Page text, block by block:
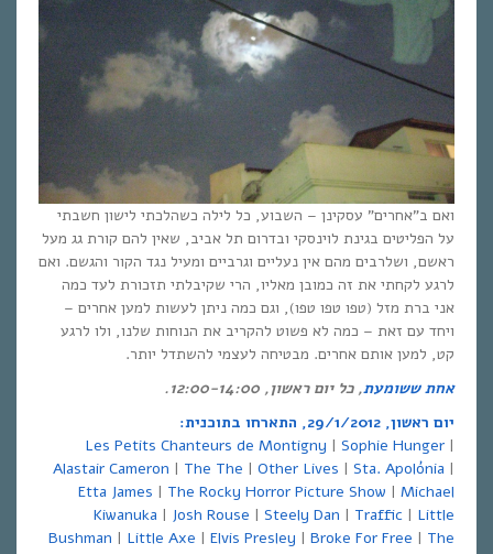
ואם ב”אחרים” עסקינן – השבוע, כל לילה כשהלכתי לישון חשבתי
על הפליטים בגינת לוינסקי ובדרום תל אביב, שאין להם קורת גג מעל
ראשם, ושלרבים מהם אין נעליים וגרביים ומעיל נגד הקור והגשם. ואם
לרגע לקחתי את זה כמובן מאליו, הרי שקיבלתי תזכורת לעד כמה
אני ברת מזל (טפו טפו טפו), וגם כמה ניתן לעשות למען אחרים –
ויחד עם זאת – כמה לא פשוט להקריב את הנוחות שלנו, ולו לרגע
קט, למען אותם אחרים. מבטיחה לעצמי להשתדל יותר.
אחת ששומעת, כל יום ראשון, 12:00-14:00.
יום ראשון, 29/1/2012, התארחו בתוכנית:
Les Petits Chanteurs de Montigny | Sophie Hunger |
Alastair Cameron | The The | Other Lives | Sta. Apolónia |
Etta James | The Rocky Horror Picture Show | Michael
Kiwanuka | Josh Rouse | Steely Dan | Traffic | Little
Bushman | Little Axe | Elvis Presley | Broke For Free | The